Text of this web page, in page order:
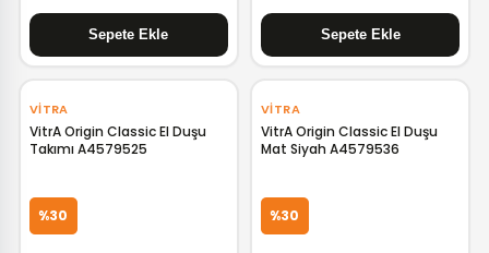
VITRA
VitrA Origin Classic El Duşu
Takımı A4579525
%30
VITRA
VitrA Origin Classic El Duşu
Mat Siyah A4579536
%30